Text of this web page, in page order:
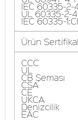
IEC 60335-
UL 60335-2-
IEC 60335-
Ürün
CCC
UL
CB Şeması
CSA
CE
UKCA
Denizcilik
EAC